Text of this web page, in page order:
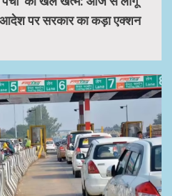
आदेश पर सरकार का कड़ा एक्शन